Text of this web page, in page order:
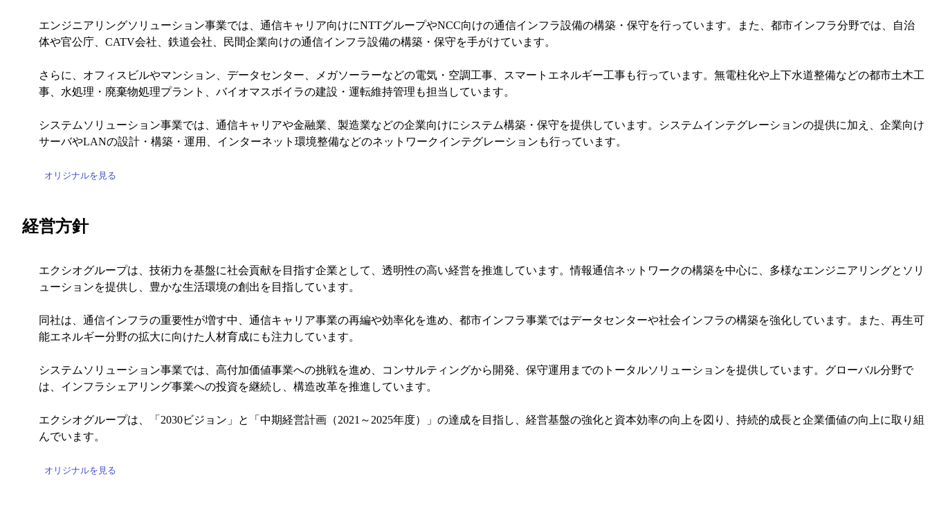
エンジニアリングソリューション事業では、通信キャリア向けにNTTグループやNCC向けの通信インフラ設備の構築・保守を行っています。また、都市インフラ分野では、自治
体や官公庁、CATV会社、鉄道会社、民間企業向けの通信インフラ設備の構築・保守を手がけています。
さらに、オフィスビルやマンション、データセンター、メガソーラーなどの電気・空調工事、スマートエネルギー工事も行っています。無電柱化や上下水道整備などの都市土木工
事、水処理・廃棄物処理プラント、バイオマスボイラの建設・運転維持管理も担当しています。
システムソリューション事業では、通信キャリアや金融業、製造業などの企業向けにシステム構築・保守を提供しています。システムインテグレーションの提供に加え、企業向け
サーバやLANの設計・構築・運用、インターネット環境整備などのネットワークインテグレーションも行っています。
オリジナルを見る
経営方針
エクシオグループは、技術力を基盤に社会貢献を目指す企業として、透明性の高い経営を推進しています。情報通信ネットワークの構築を中心に、多様なエンジニアリングとソリ
ューションを提供し、豊かな生活環境の創出を目指しています。
同社は、通信インフラの重要性が増す中、通信キャリア事業の再編や効率化を進め、都市インフラ事業ではデータセンターや社会インフラの構築を強化しています。また、再生可
能エネルギー分野の拡大に向けた人材育成にも注力しています。
システムソリューション事業では、高付加価値事業への挑戦を進め、コンサルティングから開発、保守運用までのトータルソリューションを提供しています。グローバル分野で
は、インフラシェアリング事業への投資を継続し、構造改革を推進しています。
エクシオグループは、「2030ビジョン」と「中期経営計画（2021～2025年度）」の達成を目指し、経営基盤の強化と資本効率の向上を図り、持続的成長と企業価値の向上に取り組
んでいます。
オリジナルを見る